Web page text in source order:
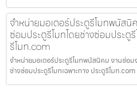
จำหน่ายมอเตอร์ประตูรีโมทพนัสนิ
ซ่อมประตูรีโมทโดยช่างซ่อมประตู
รีโมท.com
จำหน่ายมอเตอร์ประตูรีโมทพนัสนิคม งานซ่อม
ช่างซ่อมประตูรีโมทเฉพาะทาง ประตูรีโมท